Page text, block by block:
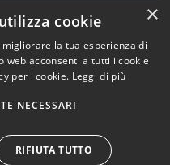
redazione
×
cookie
la tua esperienza di
web acconsenti a tutti i cookie
per i cookie. Leggi di più
NECESSARI
RIFIUTA TUTTO